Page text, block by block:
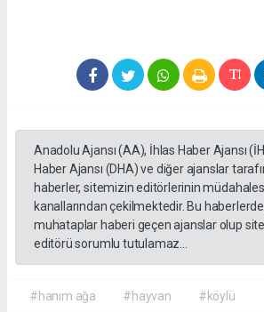
Anadolu Ajansı (AA), İhlas Haber Ajansı
Haber Ajansı (DHA) ve diğer ajanslar
haberler, sitemizin editörlerinin
kanallarından çekilmektedir. Bu
muhataplar haberi geçen ajanslar olup
editörü sorumlu tutulamaz...
#hanım ağa #hayvan #köylü